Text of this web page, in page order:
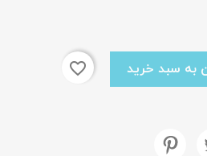
favorite_border